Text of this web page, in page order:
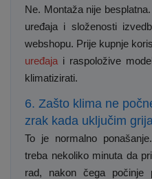
Ne. Montaža nije
uređaja i složenosti
webshopu. Prije kupnje
uređaja i raspoložive
klimatizirati.
6. Zašto klima ne
zrak kada uključim
To je normalno
treba nekoliko minuta da
rad, nakon čega počinje